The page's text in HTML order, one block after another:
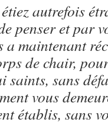
autrefois
penser et par
a maintenant
de chair,
sans
vous
établis, sans